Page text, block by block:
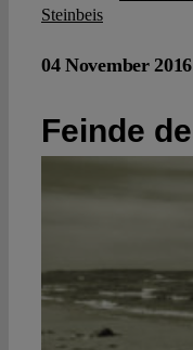
04 November 2016
Feinde